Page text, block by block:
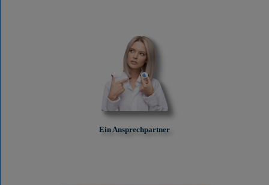
Ein Ansprechpartner